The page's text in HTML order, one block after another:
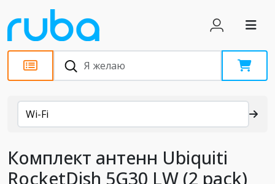
Каталог
Wi-Fi
Комплект антенн Ubiquiti
RocketDish 5G30 LW (2 pack)